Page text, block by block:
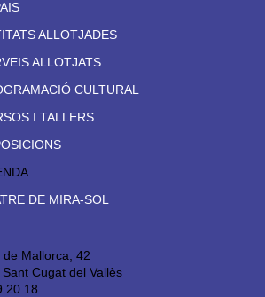
ALLOTJADES
ALLOTJATS
CULTURAL
I TALLERS
DE MIRA-SOL
de Mallorca, 42
Cugat del Vallès
20 18